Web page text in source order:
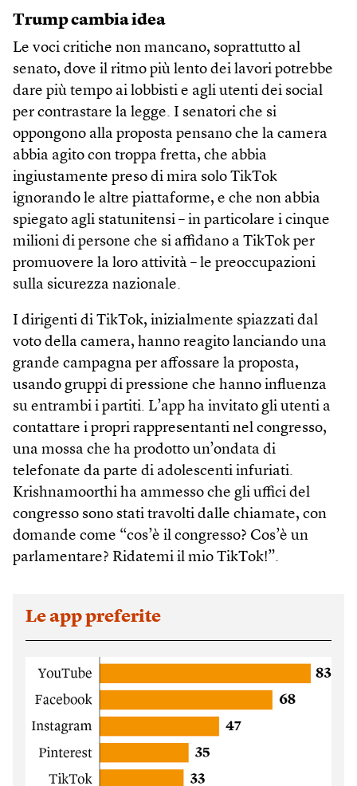
Trump cambia idea
Le voci critiche non mancano, soprattutto al
senato, dove il ritmo più lento dei lavori potrebbe
dare più tempo ai lobbisti e agli utenti dei social
per contrastare la legge. I senatori che si
oppongono alla proposta pensano che la camera
abbia agito con troppa fretta, che abbia
ingiustamente preso di mira solo TikTok
ignorando le altre piattaforme, e che non abbia
spiegato agli statunitensi – in particolare i cinque
milioni di persone che si affidano a TikTok per
promuovere la loro attività – le preoccupazioni
sulla sicurezza nazionale.
I dirigenti di TikTok, inizialmente spiazzati dal
voto della camera, hanno reagito lanciando una
grande campagna per affossare la proposta,
usando gruppi di pressione che hanno influenza
su entrambi i partiti. L’app ha invitato gli utenti a
contattare i propri rappresentanti nel congresso,
una mossa che ha prodotto un’ondata di
telefonate da parte di adolescenti infuriati.
Krishnamoorthi ha ammesso che gli uffici del
congresso sono stati travolti dalle chiamate, con
domande come “cos’è il congresso? Cos’è un
parlamentare? Ridatemi il mio TikTok!”.
Le app preferite